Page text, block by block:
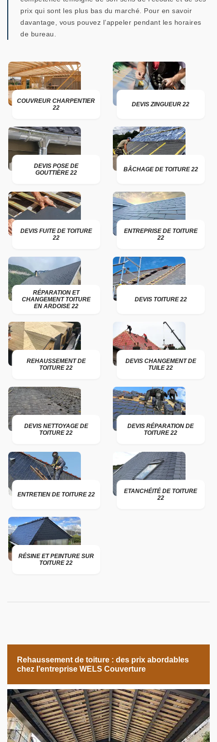
prix qui sont les plus bas du marché. Pour en savoir
davantage, vous pouvez l’appeler pendant les horaires
de bureau.
COUVREUR CHARPENTIER
22
DEVIS ZINGUEUR 22
DEVIS POSE DE
GOUTTIÈRE 22
BÂCHAGE DE TOITURE 22
DEVIS FUITE DE TOITURE
22
ENTREPRISE DE TOITURE
22
RÉPARATION ET
CHANGEMENT TOITURE
EN ARDOISE 22
DEVIS TOITURE 22
REHAUSSEMENT DE
TOITURE 22
DEVIS CHANGEMENT DE
TUILE 22
DEVIS NETTOYAGE DE
TOITURE 22
DEVIS RÉPARATION DE
TOITURE 22
ENTRETIEN DE TOITURE 22
ETANCHÉITÉ DE TOITURE
22
RÉSINE ET PEINTURE SUR
TOITURE 22
Rehaussement de toiture : des prix abordables
chez l’entreprise WELS Couverture